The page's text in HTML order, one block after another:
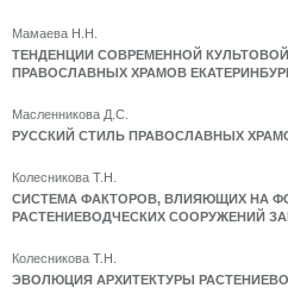
Мамаева Н.Н.
ТЕНДЕНЦИИ СОВРЕМЕННОЙ
ПРАВОСЛАВНЫХ ХРАМОВ
Масленникова Д.С.
РУССКИЙ СТИЛЬ ПРАВОСЛАВНЫХ
Колесникова Т.Н.
СИСТЕМА ФАКТОРОВ, ВЛИЯЮЩИХ НА
РАСТЕНИЕВОДЧЕСКИХ СООРУЖЕНИЙ
Колесникова Т.Н.
ЭВОЛЮЦИЯ АРХИТЕКТУРЫ